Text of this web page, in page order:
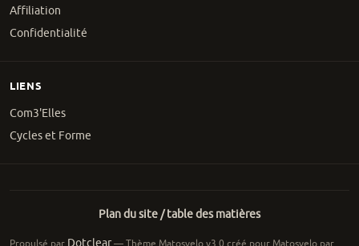
Affiliation
Confidentialité
LIENS
Com3'Elles
Cycles et Forme
Plan du site / table des matières
Propulsé par Dotclear— Thème Matosvelo v3.0 créé pour Matosvelo par